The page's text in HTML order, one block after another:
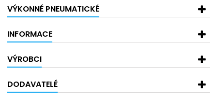
VÝKONNÉ PNEUMATICKÉ
INFORMACE
VÝROBCI
DODAVATELÉ